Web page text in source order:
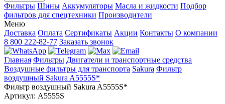
Фильтры Шины Аккумуляторы Масла и жидкости Подбор
фильтров для спецтехники Производители
Меню
Доставка Оплата Сертификаты Акции Контакты О компании
8 800 222-82-77 Заказать звонок
Главная Фильтры Двигатели и транспортные средства
Воздушные фильтры для транспорта Sakura Фильтр
воздушный Sakura A5555S*
Фильтр воздушный Sakura A5555S*
Артикул: A5555S